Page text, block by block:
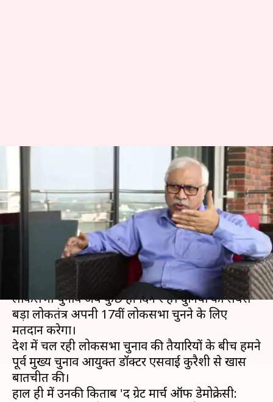
#NewsBytesExclusive: लोकतंत्र,
EVM और चुनावों पर पूर्व मुख्य चुनाव
आयुक्त एसवाई कुरैशी से खास
बातचीत
Mar 06, 2019 11:41 am
लोकसभा चुनाव अब कुछ ही दिन दूर है। दुनिया का सबसे
बड़ा लोकतंत्र अपनी 17वीं लोकसभा चुनने के लिए
मतदान करेगा।
देश में चल रही लोकसभा चुनाव की तैयारियों के बीच हमने
पूर्व मुख्य चुनाव आयुक्त डॉक्टर एसवाई कुरैशी से खास
बातचीत की।
हाल ही में उनकी किताब 'द ग्रेट मार्च ऑफ डेमोक्रेसी: